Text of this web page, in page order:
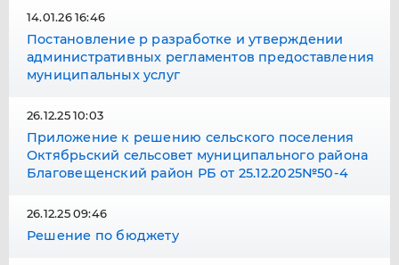
Постановление р разработке и утверждении
административных регламентов предоставления
муниципальных услуг
14.01.26 16:46
Приложение к решению сельского поселения
Октябрьский сельсовет муниципального района
Благовещенский район РБ от 25.12.2025№50-4
26.12.25 10:03
Решение по бюджету
26.12.25 09:46